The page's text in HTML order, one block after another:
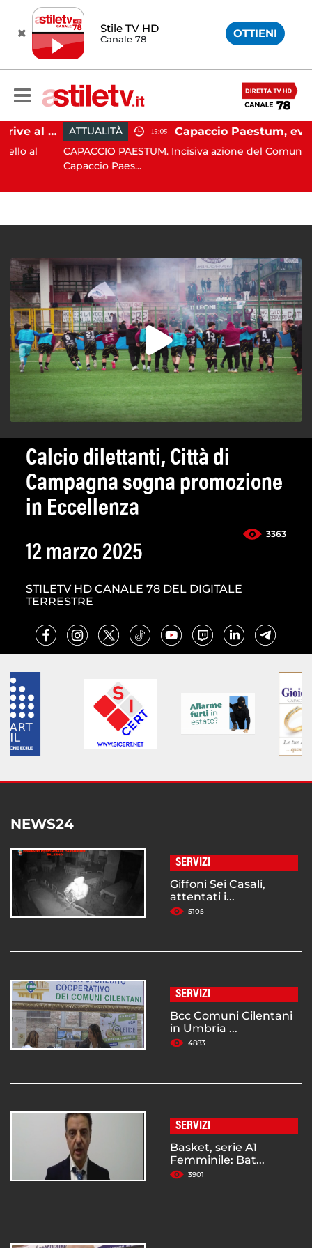
Stile TV HD
Canale 78 OTTIENI
Paestum, Codacons scrive al ministro Giuli: "Rilanciare scavi dell'Anfiteatro nell'area archeologica" ATTUALITÀ 15:05
CAPACCIO PAESTUM. Incisiva azione del Comune di
Capaccio Paes...
Calcio dilettanti, Città di
Campagna sogna promozione
in Eccellenza
3363
12 marzo 2025
STILETV HD CANALE 78 DEL DIGITALE
TERRESTRE
NEWS24
SERVIZI
Giffoni Sei Casali,
attentati i...
5105
SERVIZI
Bcc Comuni Cilentani
in Umbria ...
4883
SERVIZI
Basket, serie A1
Femminile: Bat...
3901